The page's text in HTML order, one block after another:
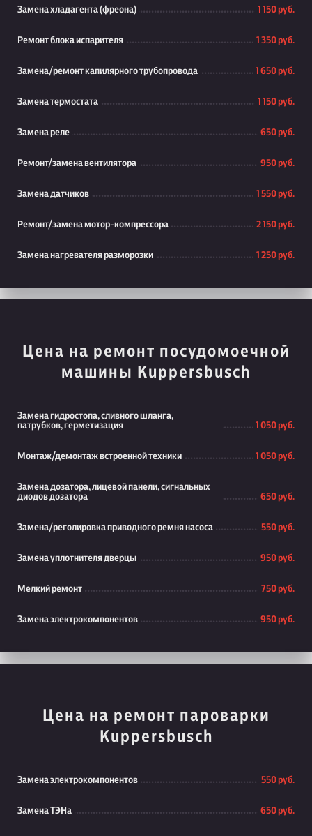
Замена хладагента (фреона) 1 150 руб.
Ремонт блока испарителя 1 350 руб.
Замена/ремонт капилярного трубопровода 1 650 руб.
Замена термостата 1 150 руб.
Замена реле 650 руб.
Ремонт/замена вентилятора 950 руб.
Замена датчиков 1 550 руб.
Ремонт/замена мотор-компрессора 2 150 руб.
Замена нагревателя разморозки 1 250 руб.
Цена на ремонт посудомоечной
машины Kuppersbusch
Замена гидростопа, сливного шланга,
патрубков, герметизация
1 050 руб.
Монтаж/демонтаж встроенной техники 1 050 руб.
Замена дозатора, лицевой панели, сигнальных
диодов дозатора
650 руб.
Замена/реголировка приводного ремня насоса 550 руб.
Замена уплотнителя дверцы 950 руб.
Мелкий ремонт 750 руб.
Замена электрокомпонентов 950 руб.
Цена на ремонт пароварки
Kuppersbusch
Замена электрокомпонентов 550 руб.
Замена ТЭНа 650 руб.